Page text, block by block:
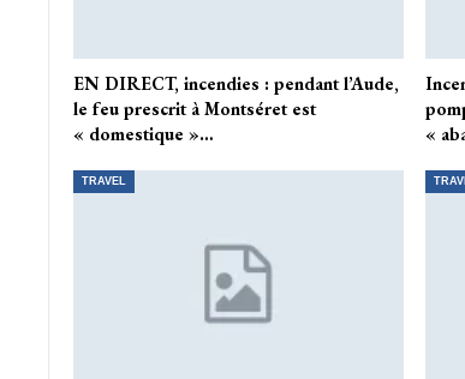
EN DIRECT, incendies : pendant l’Aude,
le feu prescrit à Montséret est
« domestique »…
«
TRAVEL